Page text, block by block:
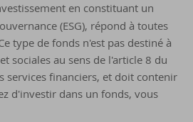
en constituant un
(ESG), répond à toutes
type de fonds n'est pas destiné à
sociales au sens de l'article 8 du
services financiers, et doit contenir
d'investir dans un fonds, vous